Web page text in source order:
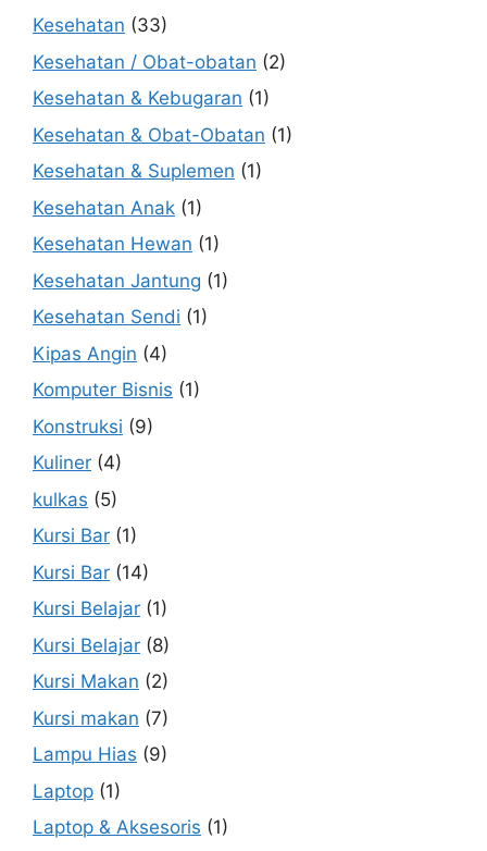
Kesehatan (33)
Kesehatan / Obat-obatan (2)
Kesehatan & Kebugaran (1)
Kesehatan & Obat-Obatan (1)
Kesehatan & Suplemen (1)
Kesehatan Anak (1)
Kesehatan Hewan (1)
Kesehatan Jantung (1)
Kesehatan Sendi (1)
Kipas Angin (4)
Komputer Bisnis (1)
Konstruksi (9)
Kuliner (4)
kulkas (5)
Kursi Bar (1)
Kursi Bar (14)
Kursi Belajar (1)
Kursi Belajar (8)
Kursi Makan (2)
Kursi makan (7)
Lampu Hias (9)
Laptop (1)
Laptop & Aksesoris (1)